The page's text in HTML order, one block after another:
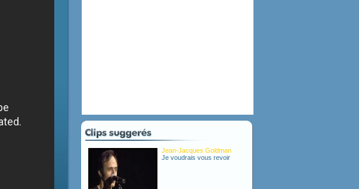
Jean-Jacques Goldman
Je voudrais vous revoir